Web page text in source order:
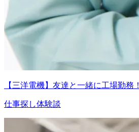
【三洋電機】友達と一緒に工場勤務！
仕事探し体験談